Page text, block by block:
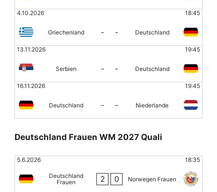
4.10.2026 18:45
Griechenland - - Deutschland
13.11.2026 19:45
Serbien - - Deutschland
16.11.2026 19:45
Deutschland - - Niederlande
Deutschland Frauen WM 2027 Quali
5.6.2026 18:35
Deutschland
Frauen
2 0 Norwegen Frauen